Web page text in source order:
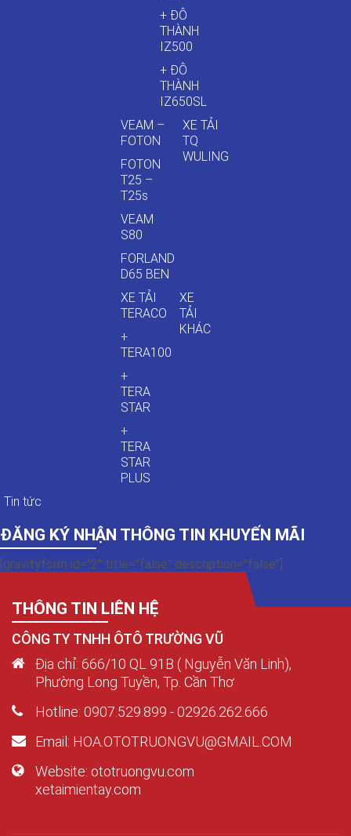
+ ĐÔ
THÀNH
IZ500
+ ĐÔ
THÀNH
IZ650SL
VEAM –
FOTON
FOTON
T25 –
T25s
VEAM
S80
FORLAND
D65 BEN
XE TẢI
TQ
WULING
XE TẢI
TERACO
+
TERA100
+
TERA
STAR
+
TERA
STAR
PLUS
XE
TẢI
KHÁC
Tin tức
ĐĂNG KÝ NHẬN THÔNG TIN KHUYẾN MÃI
[gravityform id="2" title="false" description="false"]
THÔNG TIN LIÊN HỆ
CÔNG TY TNHH ÔTÔ TRƯỜNG VŨ
Địa chỉ: 666/10 QL 91B ( Nguyễn Văn Linh),
Phường Long Tuyền, Tp. Cần Thơ
Hotline: 0907.529.899 - 02926.262.666
Email: HOA.OTOTRUONGVU@GMAIL.COM
Website: ototruongvu.com
xetaimientay.com